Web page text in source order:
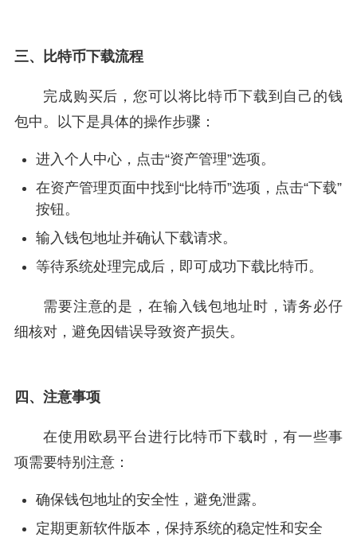
三、比特币下载流程
完成购买后，您可以将比特币下载到自己的钱
包中。以下是具体的操作步骤：
进入个人中心，点击“资产管理”选项。
在资产管理页面中找到“比特币”选项，点击“下载”
按钮。
输入钱包地址并确认下载请求。
等待系统处理完成后，即可成功下载比特币。
需要注意的是，在输入钱包地址时，请务必仔
细核对，避免因错误导致资产损失。
四、注意事项
在使用欧易平台进行比特币下载时，有一些事
项需要特别注意：
确保钱包地址的安全性，避免泄露。
定期更新软件版本，保持系统的稳定性和安全